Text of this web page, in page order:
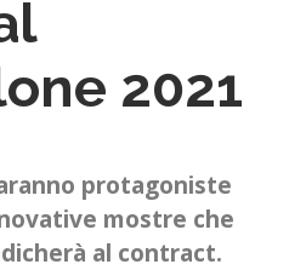
2021
protagoniste
mostre che
al contract.